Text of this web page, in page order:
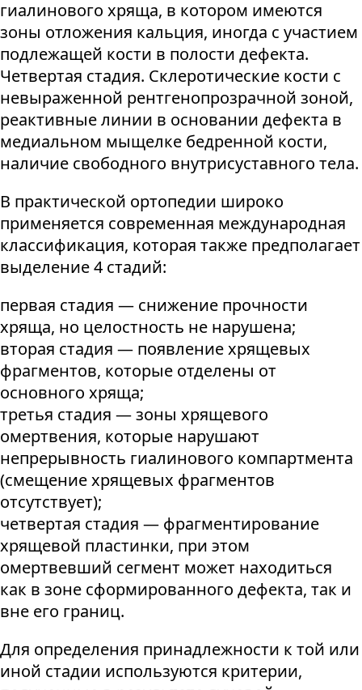
гиалинового хряща, в котором имеются
зоны отложения кальция, иногда с участием
подлежащей кости в полости дефекта.
Четвертая стадия. Склеротические кости с
невыраженной рентгенопрозрачной зоной,
реактивные линии в основании дефекта в
медиальном мыщелке бедренной кости,
наличие свободного внутрисуставного тела.
В практической ортопедии широко
применяется современная международная
классификация, которая также предполагает
выделение 4 стадий:
первая стадия — снижение прочности
хряща, но целостность не нарушена;
вторая стадия — появление хрящевых
фрагментов, которые отделены от
основного хряща;
третья стадия — зоны хрящевого
омертвения, которые нарушают
непрерывность гиалинового компартмента
(смещение хрящевых фрагментов
отсутствует);
четвертая стадия — фрагментирование
хрящевой пластинки, при этом
омертвевший сегмент может находиться
как в зоне сформированного дефекта, так и
вне его границ.
Для определения принадлежности к той или
иной стадии используются критерии,